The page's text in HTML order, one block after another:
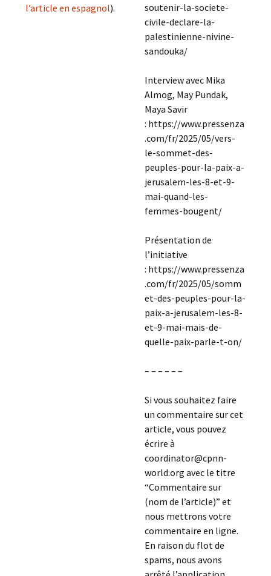
l’article en espagnol).
soutenir-la-societe-
civile-declare-la-
palestinienne-nivine-
sandouka/
Interview avec Mika
Almog, May Pundak,
Maya Savir
: https://www.pressenza
.com/fr/2025/05/vers-
le-sommet-des-
peuples-pour-la-paix-a-
jerusalem-les-8-et-9-
mai-quand-les-
femmes-bougent/
Présentation de
l’initiative
: https://www.pressenza
.com/fr/2025/05/somm
et-des-peuples-pour-la-
paix-a-jerusalem-les-8-
et-9-mai-mais-de-
quelle-paix-parle-t-on/
– – – – – –
Si vous souhaitez faire
un commentaire sur cet
article, vous pouvez
écrire à
coordinator@cpnn-
world.org avec le titre
“Commentaire sur
(nom de l’article)” et
nous mettrons votre
commentaire en ligne.
En raison du flot de
spams, nous avons